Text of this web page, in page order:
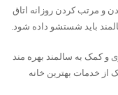
و مرتب کردن روزانه اتاق
باید شستشو داده شود.
و کمک به سالمند بهره مند
از خدمات بهترین خانه